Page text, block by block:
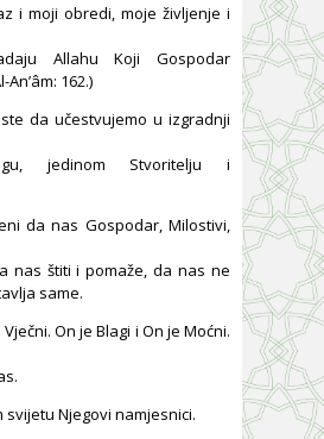
i moji obredi, moje življenje i
Allahu Koji Gospodar
162.)
da učestvujemo u izgradnji
jedinom Stvoritelju i
da nas Gospodar, Milostivi,
nas štiti i pomaže, da nas ne
same.
On je Blagi i On je Moćni.
svijetu Njegovi namjesnici.